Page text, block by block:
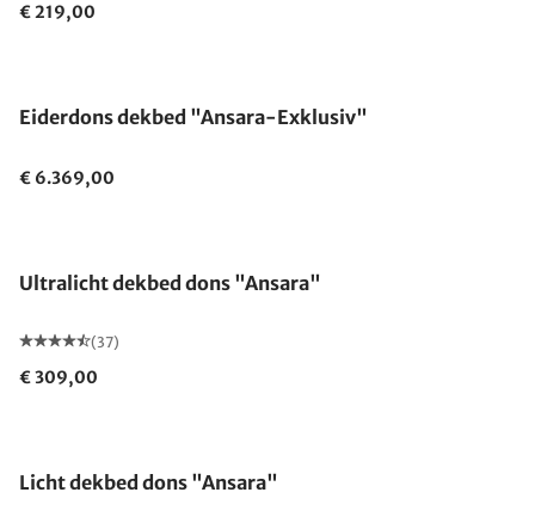
€ 219,00
Eiderdons dekbed "Ansara-Exklusiv"
€ 6.369,00
Ultralicht dekbed dons "Ansara"
(37)
€ 309,00
Licht dekbed dons "Ansara"